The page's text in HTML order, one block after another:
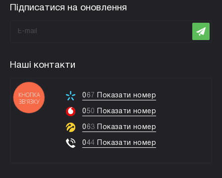
Підписатися на оновлення
Наші контакти
06 7 Показати номер
050 Показати номер
063 Показати номер
044 Показати номер
КНОПКА
ЗВ'ЯЗКУ